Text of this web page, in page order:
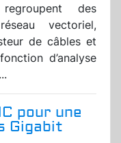
des
vectoriel,
de câbles et
d’analyse
pour une
Gigabit